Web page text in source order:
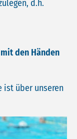
d.h.
den Händen
ist über unseren